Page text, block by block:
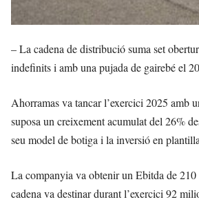
– La cadena de distribució suma set
indefinits i amb una pujada de gairebé el
Ahorramas va tancar l’exercici 2025 amb
suposa un creixement acumulat del 26%
seu model de botiga i la inversió en
La companyia va obtenir un Ebitda de
cadena va destinar durant l’exercici 92